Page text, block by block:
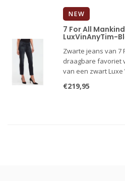
NEW
7 For All Mankind
LuxVinAnyTim-
Zwarte jeans van 7
draagbare favoriet
van een zwart
klassieke 5-
€219,95